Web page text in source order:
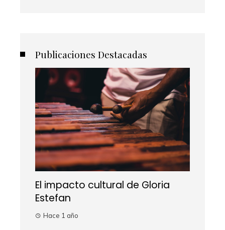
Publicaciones Destacadas
El impacto cultural de Gloria
Estefan
Hace 1 año